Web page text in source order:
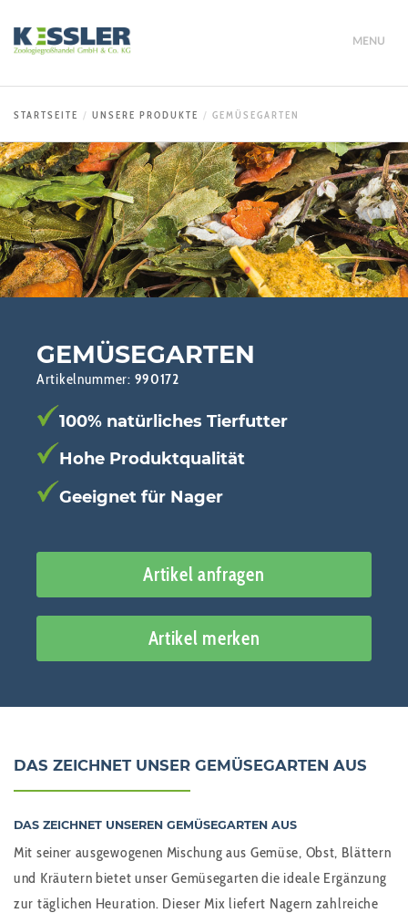
MENU
STARTSEITE UNSERE PRODUKTE GEMÜSEGARTEN
GEMÜSEGARTEN
Artikelnummer: 990172
100% natürliches Tierfutter
Hohe Produktqualität
Geeignet für Nager
Artikel anfragen
Artikel merken
DAS ZEICHNET UNSER GEMÜSEGARTEN AUS
DAS ZEICHNET UNSEREN GEMÜSEGARTEN AUS
Mit seiner ausgewogenen Mischung aus Gemüse, Obst, Blättern
und Kräutern bietet unser Gemüsegarten die ideale Ergänzung
zur täglichen Heuration. Dieser Mix liefert Nagern zahlreiche